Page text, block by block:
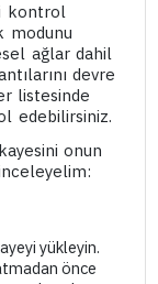
kontrol
modunu
ağlar dahil
devre
listesinde
edebilirsiniz.
onun
yükleyin.
önce